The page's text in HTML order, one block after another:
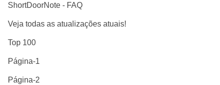
ShortDoorNote - FAQ
Veja todas as atualizações atuais!
Top 100
Página-1
Página-2